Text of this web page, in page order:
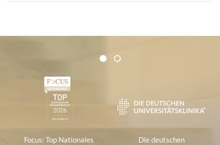
Zertifikate und Verbände
1 2
Focus: Top Nationales
Die deutschen